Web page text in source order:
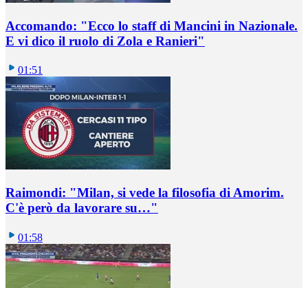
Accomando: "Ecco lo staff di Mancini in Nazionale.
E vi dico il ruolo di Zola e Ranieri"
01:51
Raimondi: "Milan, si vede la filosofia di Amorim.
C'è però da lavorare su…"
01:58